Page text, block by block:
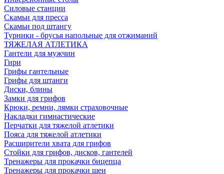
Силовые станции
Скамьи для пресса
Скамьи под штангу
Турники - брусья напольные для отжиманий
ТЯЖЕЛАЯ АТЛЕТИКА
Гантели для мужчин
Гири
Грифы гантельные
Грифы для штанги
Диски, блины
Замки для грифов
Крюки, ремни, лямки страховочные
Накладки гимнастические
Перчатки для тяжелой атлетики
Пояса для тяжелой атлетики
Расширители хвата для грифов
Стойки для грифов, дисков, гантелей
Тренажеры для прокачки бицепца
Тренажеры для прокачки шеи